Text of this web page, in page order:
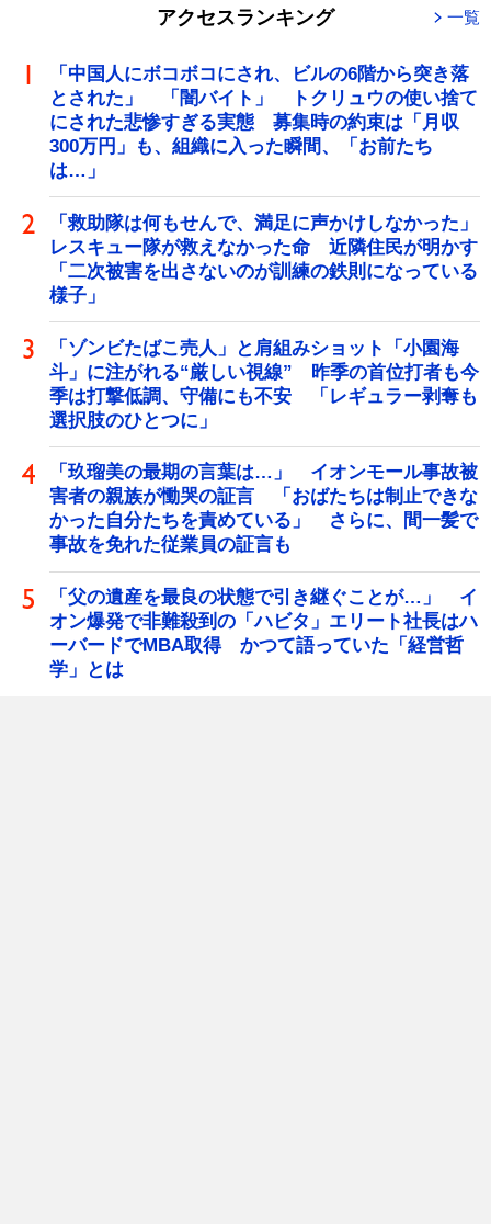
アクセスランキング 一覧
「中国人にボコボコにされ、ビルの6階から突き落
とされた」 「闇バイト」 トクリュウの使い捨て
にされた悲惨すぎる実態 募集時の約束は「月収
300万円」も、組織に入った瞬間、「お前たち
は…」
「救助隊は何もせんで、満足に声かけしなかった」
レスキュー隊が救えなかった命 近隣住民が明かす
「二次被害を出さないのが訓練の鉄則になっている
様子」
「ゾンビたばこ売人」と肩組みショット「小園海
斗」に注がれる“厳しい視線” 昨季の首位打者も今
季は打撃低調、守備にも不安 「レギュラー剥奪も
選択肢のひとつに」
「玖瑠美の最期の言葉は…」 イオンモール事故被
害者の親族が慟哭の証言 「おばたちは制止できな
かった自分たちを責めている」 さらに、間一髪で
事故を免れた従業員の証言も
「父の遺産を最良の状態で引き継ぐことが…」 イ
オン爆発で非難殺到の「ハビタ」エリート社長はハ
ーバードでMBA取得 かつて語っていた「経営哲
学」とは